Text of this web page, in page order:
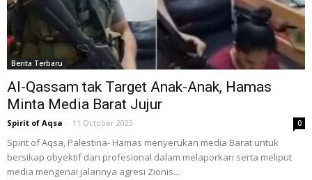
Berita Terbaru
Al-Qassam tak Target Anak-Anak, Hamas
Minta Media Barat Jujur
Spirit of Aqsa - 11 October 2023 0
Spirit of Aqsa, Palestina- Hamas menyerukan media Barat untuk
bersikap obyektif dan profesional dalam melaporkan serta meliput
media mengenai jalannya agresi Zionis...